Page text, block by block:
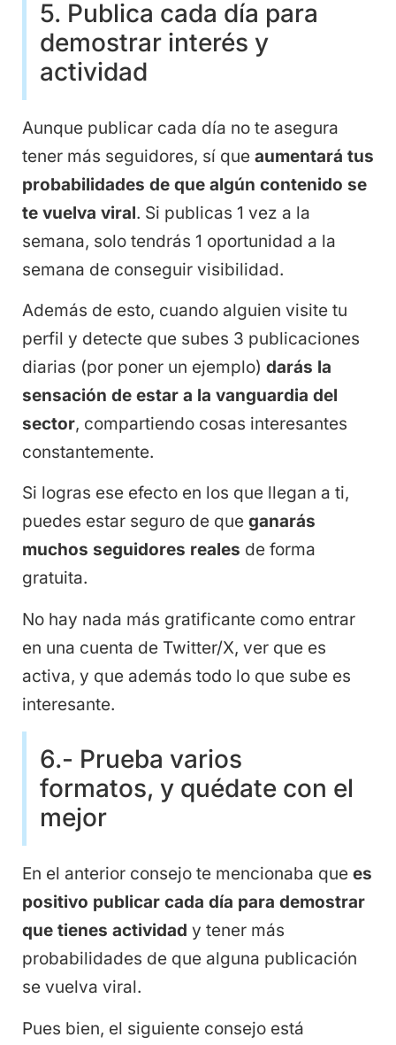
5. Publica cada día para
demostrar interés y
actividad
Aunque publicar cada día no te asegura
tener más seguidores, sí que aumentará tus
probabilidades de que algún contenido se
te vuelva viral. Si publicas 1 vez a la
semana, solo tendrás 1 oportunidad a la
semana de conseguir visibilidad.
Además de esto, cuando alguien visite tu
perfil y detecte que subes 3 publicaciones
diarias (por poner un ejemplo) darás la
sensación de estar a la vanguardia del
sector, compartiendo cosas interesantes
constantemente.
Si logras ese efecto en los que llegan a ti,
puedes estar seguro de que ganarás
muchos seguidores reales de forma
gratuita.
No hay nada más gratificante como entrar
en una cuenta de Twitter/X, ver que es
activa, y que además todo lo que sube es
interesante.
6.- Prueba varios
formatos, y quédate con el
mejor
En el anterior consejo te mencionaba que es
positivo publicar cada día para demostrar
que tienes actividad y tener más
probabilidades de que alguna publicación
se vuelva viral.
Pues bien, el siguiente consejo está